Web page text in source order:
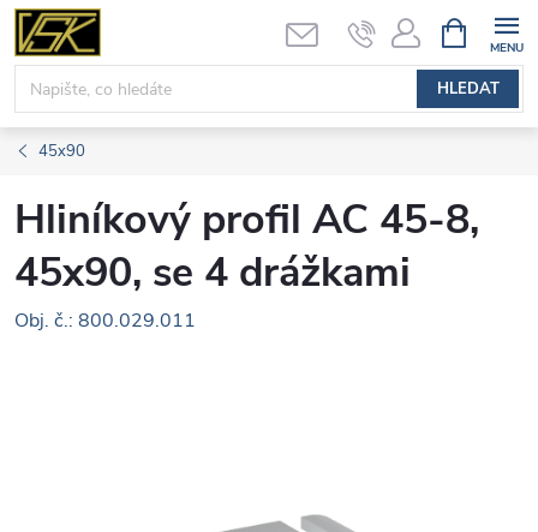
Přejít
obsah
HLEDAT
NÁKUPNÍ
KOŠÍK
45x90
Hliníkový profil AC 45-8,
45x90, se 4 drážkami
Obj. č.: 800.029.011